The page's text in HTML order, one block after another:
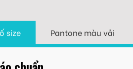
size Pantone màu vải